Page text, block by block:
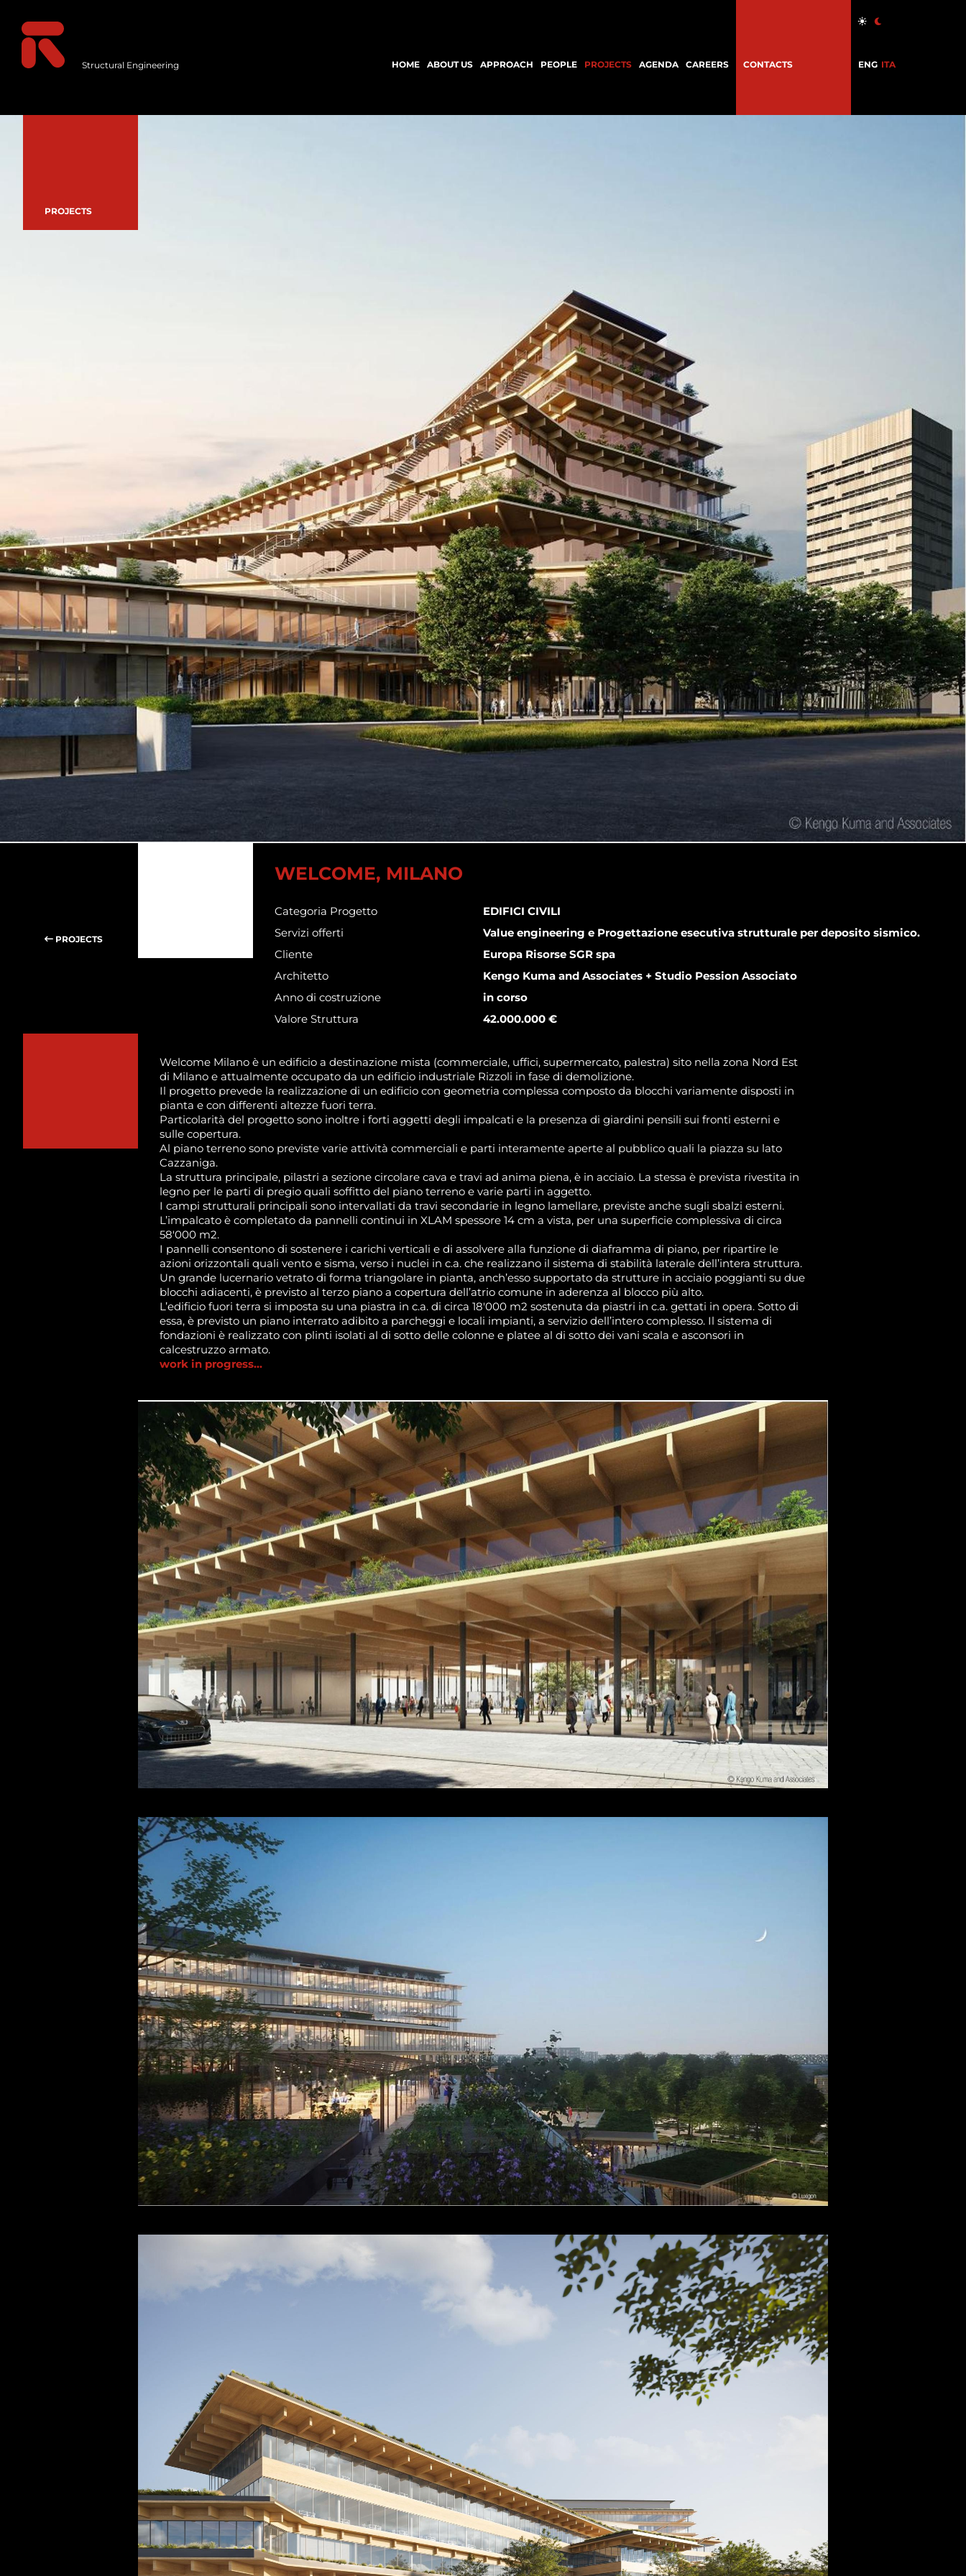
Structural Engineering HOME ABOUT US APPROACH PEOPLE PROJECTS AGENDA CAREERS CONTACTS ENG ITA
PROJECTS
PROJECTS
WELCOME, MILANO
Categoria Progetto
EDIFICI CIVILI
Servizi offerti
Value engineering e Progettazione esecutiva strutturale per deposito sismico.
Cliente
Europa Risorse SGR spa
Architetto
Kengo Kuma and Associates + Studio Pession Associato
Anno di costruzione
in corso
Valore Struttura
42.000.000 €
Welcome Milano è un edificio a destinazione mista (commerciale, uffici, supermercato, palestra) sito nella zona Nord Est
di Milano e attualmente occupato da un edificio industriale Rizzoli in fase di demolizione.
Il progetto prevede la realizzazione di un edificio con geometria complessa composto da blocchi variamente disposti in
pianta e con differenti altezze fuori terra.
Particolarità del progetto sono inoltre i forti aggetti degli impalcati e la presenza di giardini pensili sui fronti esterni e
sulle copertura.
Al piano terreno sono previste varie attività commerciali e parti interamente aperte al pubblico quali la piazza su lato
Cazzaniga.
La struttura principale, pilastri a sezione circolare cava e travi ad anima piena, è in acciaio. La stessa è prevista rivestita in
legno per le parti di pregio quali soffitto del piano terreno e varie parti in aggetto.
I campi strutturali principali sono intervallati da travi secondarie in legno lamellare, previste anche sugli sbalzi esterni.
L’impalcato è completato da pannelli continui in XLAM spessore 14 cm a vista, per una superficie complessiva di circa
58'000 m2.
I pannelli consentono di sostenere i carichi verticali e di assolvere alla funzione di diaframma di piano, per ripartire le
azioni orizzontali quali vento e sisma, verso i nuclei in c.a. che realizzano il sistema di stabilità laterale dell’intera struttura.
Un grande lucernario vetrato di forma triangolare in pianta, anch’esso supportato da strutture in acciaio poggianti su due
blocchi adiacenti, è previsto al terzo piano a copertura dell’atrio comune in aderenza al blocco più alto.
L’edificio fuori terra si imposta su una piastra in c.a. di circa 18'000 m2 sostenuta da piastri in c.a. gettati in opera. Sotto di
essa, è previsto un piano interrato adibito a parcheggi e locali impianti, a servizio dell’intero complesso. Il sistema di
fondazioni è realizzato con plinti isolati al di sotto delle colonne e platee al di sotto dei vani scala e asconsori in
calcestruzzo armato.
work in progress...